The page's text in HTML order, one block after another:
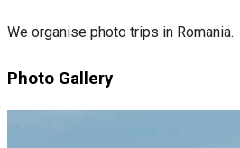
We organise photo trips in Romania.
Photo Gallery